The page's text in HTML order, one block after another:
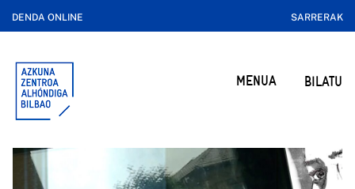
DENDA ONLINE SARRERAK
MENUA BILATU